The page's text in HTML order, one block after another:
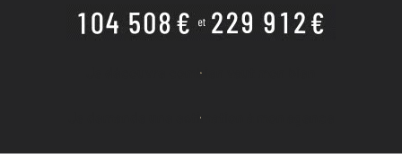
Je découvre combien vaut mon bien
Je demande une estimation à mon agence